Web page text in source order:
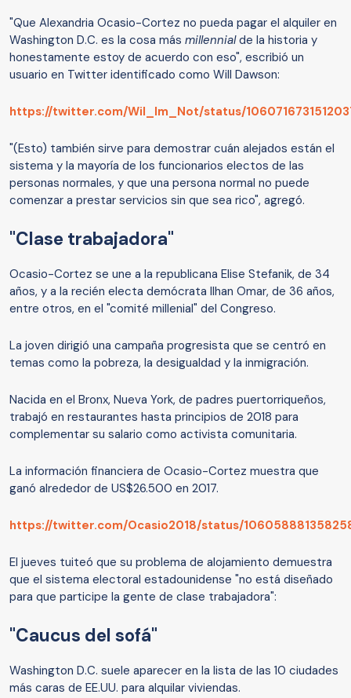
"Que Alexandria Ocasio-Cortez no pueda pagar el alquiler en
Washington D.C. es la cosa más millennialde la historia y
honestamente estoy de acuerdo con eso", escribió un
usuario en Twitter identificado como Will Dawson:
https://twitter.com/Wil_Im_Not/status/
"(Esto) también sirve para demostrar cuán alejados están el
sistema y la mayoría de los funcionarios electos de las
personas normales, y que una persona normal no puede
comenzar a prestar servicios sin que sea rico", agregó.
"Clase trabajadora"
Ocasio-Cortez se une a la republicana Elise Stefanik, de 34
años, y a la recién electa demócrata Ilhan Omar, de 36 años,
entre otros, en el "comité millenial" del Congreso.
La joven dirigió una campaña progresista que se centró en
temas como la pobreza, la desigualdad y la inmigración.
Nacida en el Bronx, Nueva York, de padres puertorriqueños,
trabajó en restaurantes hasta principios de 2018 para
complementar su salario como activista comunitaria.
La información financiera de Ocasio-Cortez muestra que
ganó alrededor de US$26.500 en 2017.
https://twitter.com/Ocasio2018/status/
El jueves tuiteó que su problema de alojamiento demuestra
que el sistema electoral estadounidense "no está diseñado
para que participe la gente de clase trabajadora":
"Caucus del sofá"
Washington D.C. suele aparecer en la lista de las 10 ciudades
más caras de EE.UU. para alquilar viviendas.